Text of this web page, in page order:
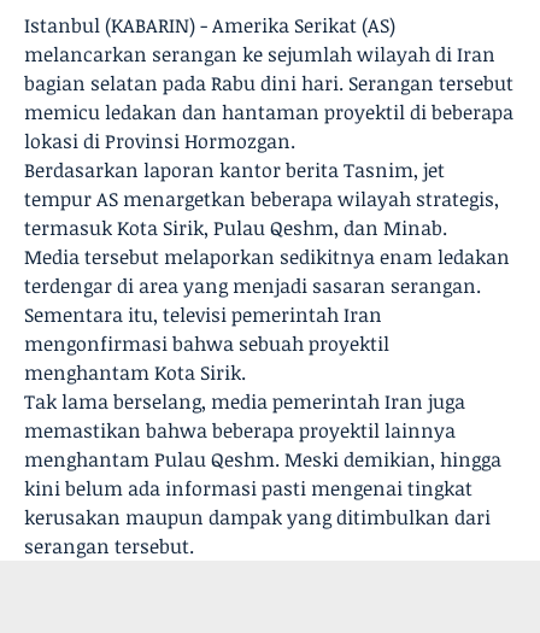
Istanbul (KABARIN) - Amerika Serikat (AS)
melancarkan serangan ke sejumlah wilayah di Iran
bagian selatan pada Rabu dini hari. Serangan tersebut
memicu ledakan dan hantaman proyektil di beberapa
lokasi di Provinsi Hormozgan.
Berdasarkan laporan kantor berita Tasnim, jet
tempur AS menargetkan beberapa wilayah strategis,
termasuk Kota Sirik, Pulau Qeshm, dan Minab.
Media tersebut melaporkan sedikitnya enam ledakan
terdengar di area yang menjadi sasaran serangan.
Sementara itu, televisi pemerintah Iran
mengonfirmasi bahwa sebuah proyektil
menghantam Kota Sirik.
Tak lama berselang, media pemerintah Iran juga
memastikan bahwa beberapa proyektil lainnya
menghantam Pulau Qeshm. Meski demikian, hingga
kini belum ada informasi pasti mengenai tingkat
kerusakan maupun dampak yang ditimbulkan dari
serangan tersebut.